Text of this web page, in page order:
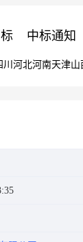
中标通知
川 河北河南天津山